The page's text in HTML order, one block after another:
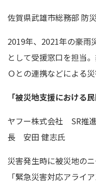
佐賀県武雄市総務部
2019年、2021年の豪雨
として受援窓口を担当
Ｏとの連携などによる災
「被災地支援における
ヤフー株式会社 SR推
長 安田 健志氏
災害発生時に被災地の
「緊急災害対応アライ